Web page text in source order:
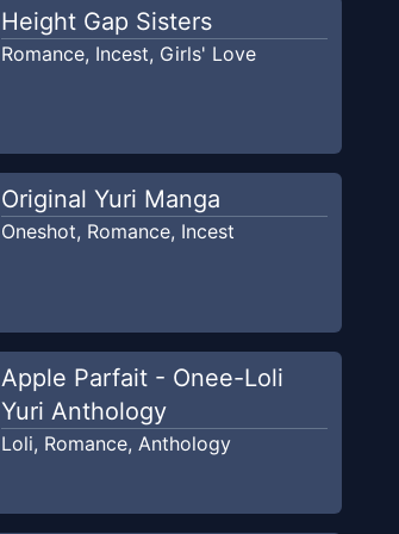
Height Gap Sisters
Romance, Incest, Girls' Love
Original Yuri Manga
Oneshot, Romance, Incest
Apple Parfait - Onee-Loli
Yuri Anthology
Loli, Romance, Anthology